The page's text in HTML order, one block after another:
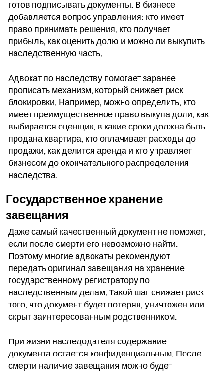
готов подписывать документы. В бизнесе
добавляется вопрос управления: кто имеет
право принимать решения, кто получает
прибыль, как оценить долю и можно ли выкупить
наследственную часть.
Адвокат по наследству помогает заранее
прописать механизм, который снижает риск
блокировки. Например, можно определить, кто
имеет преимущественное право выкупа доли, как
выбирается оценщик, в какие сроки должна быть
продана квартира, кто оплачивает расходы до
продажи, как делится аренда и кто управляет
бизнесом до окончательного распределения
наследства.
Государственное хранение
завещания
Даже самый качественный документ не поможет,
если после смерти его невозможно найти.
Поэтому многие адвокаты рекомендуют
передать оригинал завещания на хранение
государственному регистратору по
наследственным делам. Такой шаг снижает риск
того, что документ будет потерян, уничтожен или
скрыт заинтересованным родственником.
При жизни наследодателя содержание
документа остается конфиденциальным. После
смерти наличие завещания можно будет